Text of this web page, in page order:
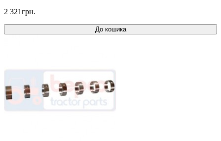
2 321грн.
До кошика